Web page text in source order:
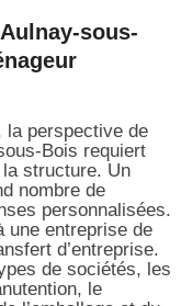
sous-
la perspective de
Bois requiert
structure. Un
nombre de
personnalisées.
une entreprise de
d’entreprise.
de sociétés, les
le